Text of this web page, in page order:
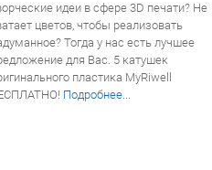
идеи в сфере 3D печати? Не
цветов, чтобы реализовать
Тогда у нас есть лучшее
для Вас. 5 катушек
пластика MyRiwell
Подробнее...